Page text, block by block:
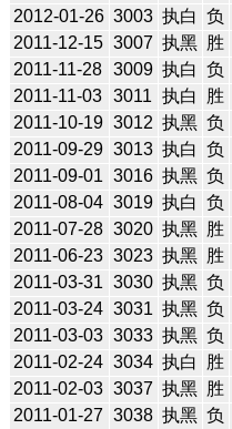
2012-01-26 3003 执白 负
2011-12-15 3007 执黑 胜
2011-11-28 3009 执白 负
2011-11-03 3011 执白 胜
2011-10-19 3012 执黑 负
2011-09-29 3013 执白 负
2011-09-01 3016 执黑 负
2011-08-04 3019 执白 负
2011-07-28 3020 执黑 胜
2011-06-23 3023 执黑 胜
2011-03-31 3030 执黑 负
2011-03-24 3031 执黑 负
2011-03-03 3033 执黑 负
2011-02-24 3034 执白 胜
2011-02-03 3037 执黑 胜
2011-01-27 3038 执黑 负